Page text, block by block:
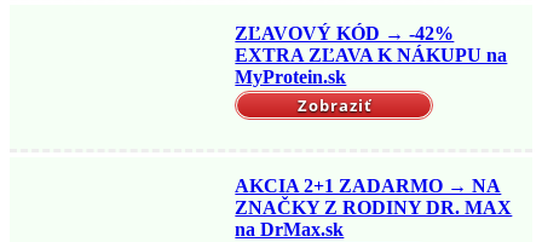
ZĽAVOVÝ KÓD → -42%
EXTRA ZĽAVA K NÁKUPU na
MyProtein.sk
Zobraziť
AKCIA 2+1 ZADARMO → NA
ZNAČKY Z RODINY DR. MAX
na DrMax.sk